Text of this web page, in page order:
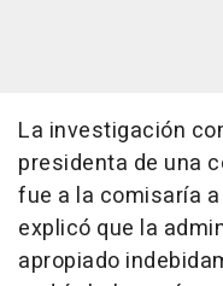
La investigación
presidenta de una
fue a la comisaría
explicó que la
apropiado